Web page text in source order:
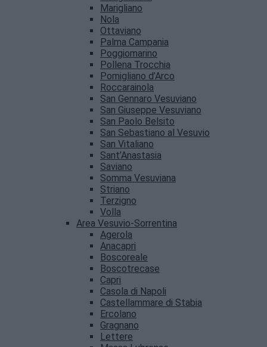
Marigliano
Nola
Ottaviano
Palma Campania
Poggiomarino
Pollena Trocchia
Pomigliano d’Arco
Roccarainola
San Gennaro Vesuviano
San Giuseppe Vesuviano
San Paolo Belsito
San Sebastiano al Vesuvio
San Vitaliano
Sant’Anastasia
Saviano
Somma Vesuviana
Striano
Terzigno
Volla
Area Vesuvio-Sorrentina
Agerola
Anacapri
Boscoreale
Boscotrecase
Capri
Casola di Napoli
Castellammare di Stabia
Ercolano
Gragnano
Lettere